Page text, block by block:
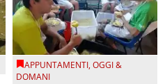
APPUNTAMENTI,OGGI &
DOMANI